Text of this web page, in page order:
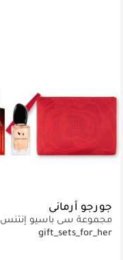
جورجو أرماني
مجموعة سي باسيو إنتنس
gift_sets_for_her